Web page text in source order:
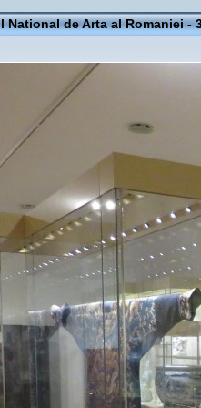
National de Arta al Romaniei -